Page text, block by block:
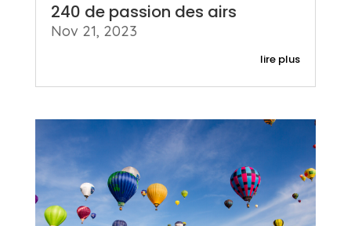
240 de passion des airs
Nov 21, 2023
lire plus